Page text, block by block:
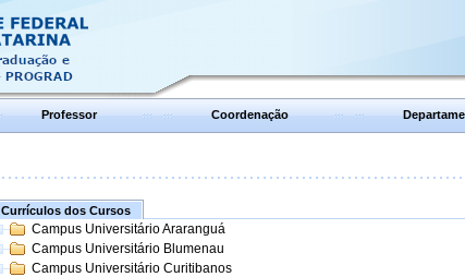
Professor Coordenação
Currículos dos Cursos
Campus Universitário Araranguá
Campus Universitário Blumenau
Campus Universitário Curitibanos